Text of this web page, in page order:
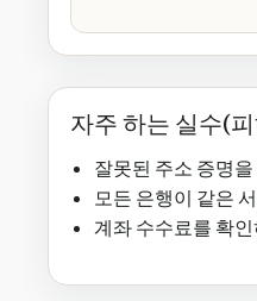
자주 하는 실수(
잘못된 주소 증명
모든 은행이 같은
계좌 수수료를 확